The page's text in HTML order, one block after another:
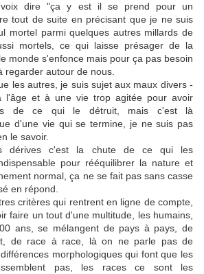
voix dire "ça y est il se prend pour un
tout de suite en précisant que je ne suis
mortel parmi quelques autres millards de
mortels, ce qui laisse présager de la
monde s'enfonce mais pour ça pas besoin
regarder autour de nous.
les autres, je suis sujet aux maux divers -
l'âge et à une vie trop agitée pour avoir
de ce qui le détruit, mais c'est là
d'une vie qui se termine, je ne suis pas
le savoir.
dérives c'est la chute de ce qui les
pour rééquilibrer la nature et
normal, ça ne se fait pas sans casse
en répond.
critères qui rentrent en ligne de compte,
faire un tout d'une multitude, les humains,
ans, se mélangent de pays à pays, de
de race à race, là on ne parle pas de
morphologiques qui font que les
pas, les races ce sont les